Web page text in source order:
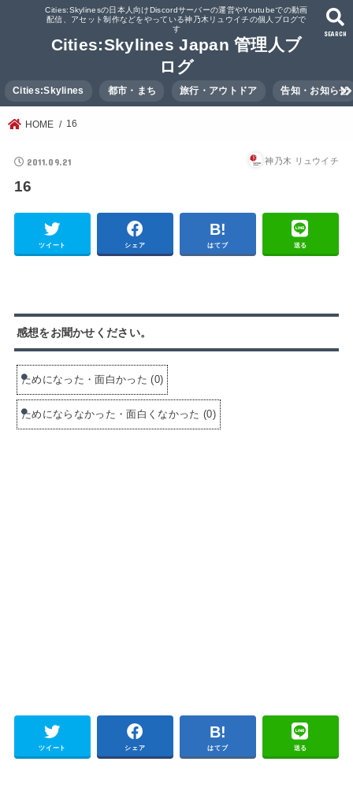
Cities:Skylinesの日本人向けDiscordサーバーの運営やYoutubeでの動画
配信、アセット制作などをやっている神乃木リュウイチの個人ブログで
す
Cities:Skylines Japan 管理人ブ
ログ
SEARCH
Cities:Skylines 都市・まち 旅行・アウトドア 告知・お知らせ
HOME 16
2011.09.21 神乃木 リュウイチ
16
ツイート シェア はてブ 送る
感想をお聞かせください。
ためになった・面白かった (0)
ためにならなかった・面白くなかった (0)
ツイート シェア はてブ 送る